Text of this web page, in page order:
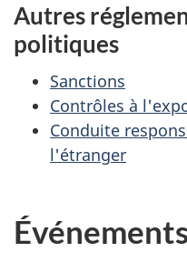
Autres
politiques
Sanctions
Contrôles à
Conduite
l'étranger
Événements